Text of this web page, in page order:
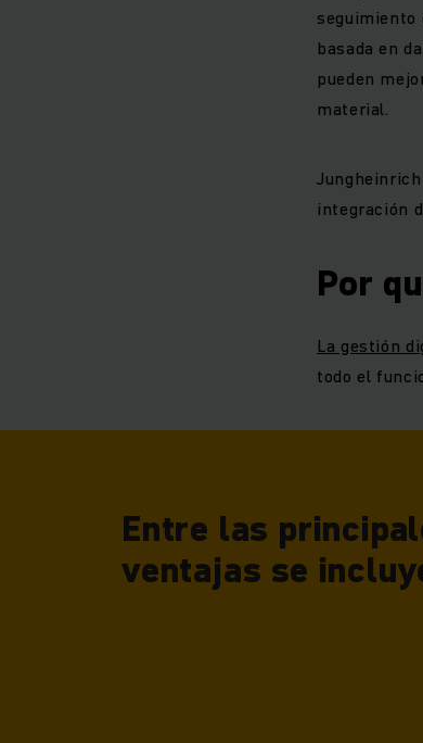
basada en
pueden
material.
integración
Por
La gestión
todo el
Entre las
ventajas se